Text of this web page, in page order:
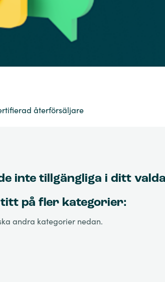
återförsäljare
inte tillgängliga i ditt
på fler kategorier:
andra kategorier nedan.